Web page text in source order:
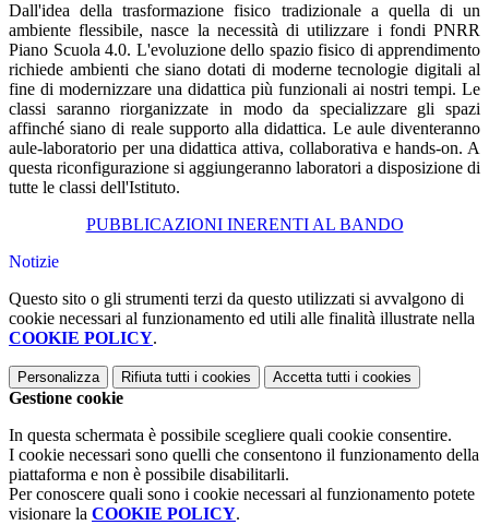
Dall'idea della trasformazione fisico tradizionale a quella di un
ambiente flessibile, nasce la necessità di utilizzare i fondi PNRR
Piano Scuola 4.0. L'evoluzione dello spazio fisico di apprendimento
richiede ambienti che siano dotati di moderne tecnologie digitali al
fine di modernizzare una didattica più funzionali ai nostri tempi. Le
classi saranno riorganizzate in modo da specializzare gli spazi
affinché siano di reale supporto alla didattica. Le aule diventeranno
aule-laboratorio per una didattica attiva, collaborativa e hands-on. A
questa riconfigurazione si aggiungeranno laboratori a disposizione di
tutte le classi dell'Istituto.
PUBBLICAZIONI INERENTI AL BANDO
Notizie
Questo sito o gli strumenti terzi da questo utilizzati si avvalgono di
cookie necessari al funzionamento ed utili alle finalità illustrate nella
COOKIE POLICY.
Personalizza Rifiuta tutti i cookies Accetta tutti i cookies
Gestione cookie
In questa schermata è possibile scegliere quali cookie consentire.
I cookie necessari sono quelli che consentono il funzionamento della
piattaforma e non è possibile disabilitarli.
Per conoscere quali sono i cookie necessari al funzionamento potete
visionare la COOKIE POLICY.